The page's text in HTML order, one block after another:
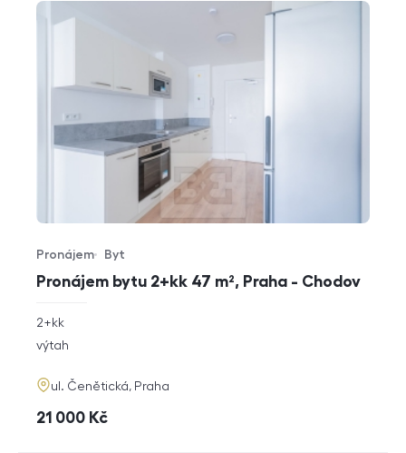
Pronájem bytu 2+kk 47 m², Praha - Chodov
Typ nabídky
Pronájem
Typ nemovitosti
Byt
rozměry
2+kk
funkce
výtah
adresa
ul. Čenětická, Praha
cena
21 000 Kč